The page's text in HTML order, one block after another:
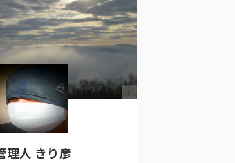
理人 きり彦